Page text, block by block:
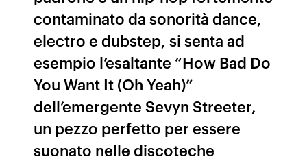
contaminato da sonorità dance,
electro e dubstep, si senta ad
esempio l’esaltante “How Bad Do
You Want It (Oh Yeah)”
dell’emergente Sevyn Streeter,
un pezzo perfetto per essere
suonato nelle discoteche